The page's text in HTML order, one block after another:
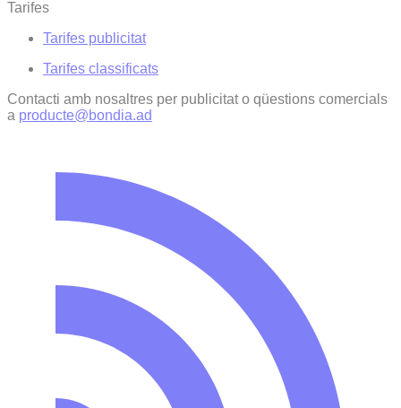
Tarifes
Tarifes publicitat
Tarifes classificats
Contacti amb nosaltres per publicitat o qüestions comercials
a producte@bondia.ad